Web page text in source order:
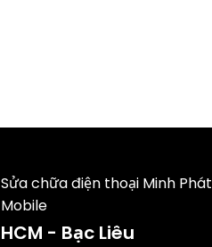
Sửa chữa điện thoại Minh Phát
Mobile
HCM - Bạc Liêu